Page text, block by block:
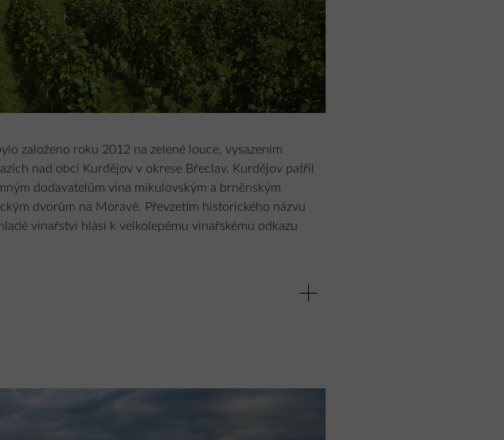
založeno roku 2012 na zelené louce, vysazením
nad obcí Kurdějov v okrese Břeclav. Kurdějov patřil
dodavatelům vína mikulovským a brněnským
dvorům na Moravě. Převzetím historického názvu
vinařství hlásí k velkolepému vinařskému odkazu
na zeleň. Střecha oblouku je řešena jako zelená